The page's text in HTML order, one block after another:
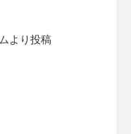
より投稿